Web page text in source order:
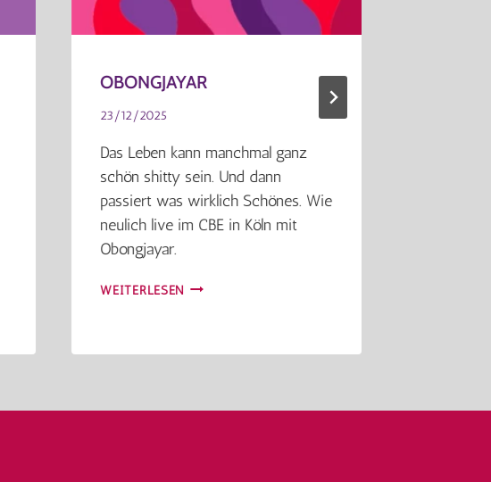
OBONGJAYAR
23/12/2025
Das Leben kann manchmal ganz
schön shitty sein. Und dann
passiert was wirklich Schönes. Wie
neulich live im CBE in Köln mit
Obongjayar.
WEITERLESEN OBONGJAYAR